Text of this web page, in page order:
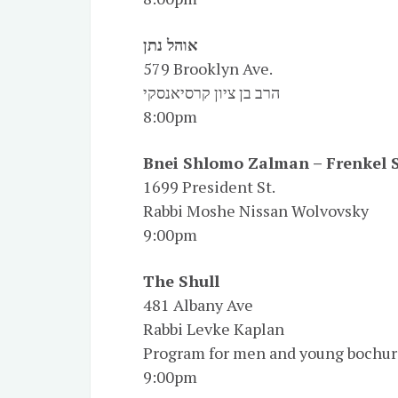
אוהל נתן
579 Brooklyn Ave.
הרב בן ציון קרסיאנסקי
8:00pm
Bnei Shlomo Zalman – Frenkel
1699 President St.
Rabbi Moshe Nissan Wolvovsky
9:00pm
The Shull
481 Albany Ave
Rabbi Levke Kaplan
Program for men and young
9:00pm